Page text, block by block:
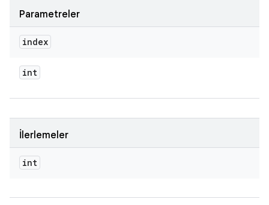
Parametreler
index
int
İlerlemeler
int